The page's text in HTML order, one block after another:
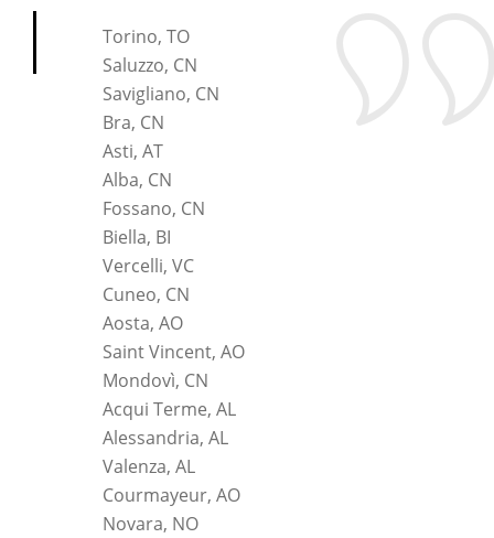
Torino, TO
Saluzzo, CN
Savigliano, CN
Bra, CN
Asti, AT
Alba, CN
Fossano, CN
Biella, BI
Vercelli, VC
Cuneo, CN
Aosta, AO
Saint Vincent, AO
Mondovì, CN
Acqui Terme, AL
Alessandria, AL
Valenza, AL
Courmayeur, AO
Novara, NO